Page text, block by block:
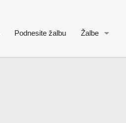
Podnesite žalbu Žalbe